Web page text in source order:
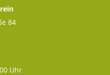
84
Uhr